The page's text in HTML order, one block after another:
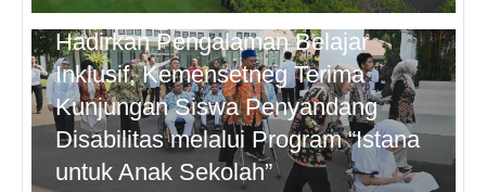
Hadirkan Pengalaman Belajar
Inklusif, Kemensetneg Terima
Kunjungan Siswa Penyandang
Disabilitas melalui Program “Istana
untuk Anak Sekolah”